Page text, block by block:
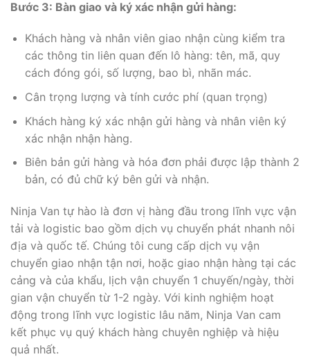
Bước 3: Bàn giao và ký xác nhận gửi hàng:
Khách hàng và nhân viên giao nhận cùng kiểm tra
các thông tin liên quan đến lô hàng: tên, mã, quy
cách đóng gói, số lượng, bao bì, nhãn mác.
Cân trọng lượng và tính cước phí (quan trọng)
Khách hàng ký xác nhận gửi hàng và nhân viên ký
xác nhận nhận hàng.
Biên bản gửi hàng và hóa đơn phải được lập thành 2
bản, có đủ chữ ký bên gửi và nhận.
Ninja Van tự hào là đơn vị hàng đầu trong lĩnh vực vận
tải và logistic bao gồm dịch vụ chuyển phát nhanh nôi
địa và quốc tế. Chúng tôi cung cấp dịch vụ vận
chuyển giao nhận tận nơi, hoặc giao nhận hàng tại các
cảng và của khẩu, lịch vận chuyển 1 chuyến/ngày, thời
gian vận chuyển từ 1-2 ngày. Với kinh nghiệm hoạt
động trong lĩnh vực logistic lâu năm, Ninja Van cam
kết phục vụ quý khách hàng chuyên nghiệp và hiệu
quả nhất.